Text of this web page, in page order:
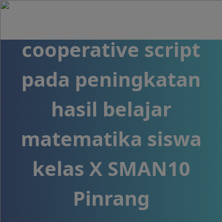
cooperative script
pada peningkatan
hasil belajar
matematika siswa
kelas X SMAN10
Pinrang